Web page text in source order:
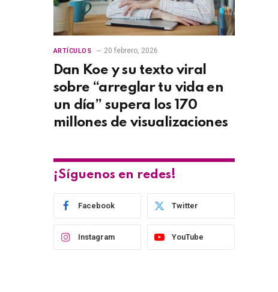
ARTÍCULOS 20 febrero, 2026
Dan Koe y su texto viral
sobre “arreglar tu vida en
un día” supera los 170
millones de visualizaciones
¡Síguenos en redes!
Facebook Twitter
Instagram YouTube